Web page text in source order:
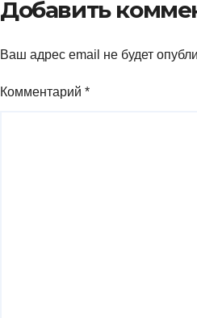
Добавить
Ваш адрес email не будет
Комментарий *